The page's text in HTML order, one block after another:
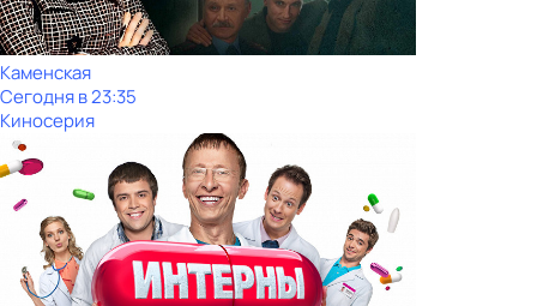
Каменская
Сегодня в 23:35
Киносерия